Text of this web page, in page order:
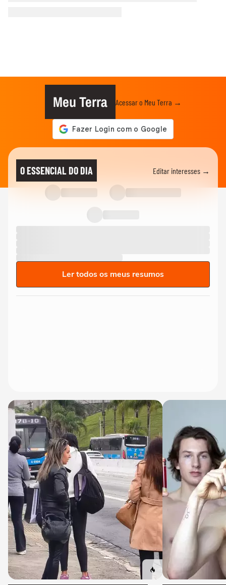
Meu Terra Acessar o Meu Terra →
O ESSENCIAL DO DIA Editar interesses →
Ler todos os meus resumos